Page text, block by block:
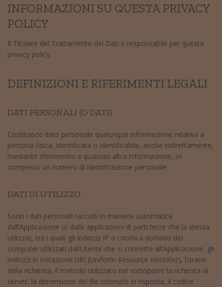
INFORMAZIONI SU QUESTA PRIVACY
POLICY
Il Titolare del Trattamento dei Dati è responsabile per questa
privacy policy.
DEFINIZIONI E RIFERIMENTI LEGALI
DATI PERSONALI (O DATI)
Costituisce dato personale qualunque informazione relativa a
persona fisica, identificata o identificabile, anche indirettamente,
mediante riferimento a qualsiasi altra informazione, ivi
compreso un numero di identificazione personale.
DATI DI UTILIZZO
Sono i dati personali raccolti in maniera automatica
dall’Applicazione (o dalle applicazioni di parti terze che la stessa
utilizza), tra i quali: gli indirizzi IP o i nomi a dominio dei
computer utilizzati dall’Utente che si connette all’Applicazione, gli
indirizzi in notazione URI (Uniform Resource Identifier), l’orario
della richiesta, il metodo utilizzato nel sottoporre la richiesta al
server, la dimensione del file ottenuto in risposta, il codice